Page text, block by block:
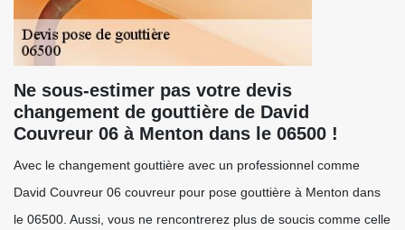
Ne sous-estimer pas votre devis
changement de gouttière de David
Couvreur 06 à Menton dans le 06500 !
Avec le changement gouttière avec un professionnel comme
David Couvreur 06 couvreur pour pose gouttière à Menton dans
le 06500. Aussi, vous ne rencontrerez plus de soucis comme celle